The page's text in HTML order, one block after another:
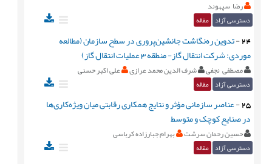
رضا سپهوند
دسترسی آزاد مقاله
24
-تدوین ره‌نگاشت جانشین‌پروری در سطح سازمان (مطالعه
موردی: شرکت انتقال گاز- منطقه 3 عملیات انتقال گاز)
مصطفی نجفی شرف الدین محمد عرازی علی اکبر حسنی
دسترسی آزاد مقاله
25
-عناصر سازمانی مؤثر و نتایج همکاری رقابتی میان ویژه‌کاری‌ها
در صنایع کوچک و متوسط
حسین رحمان سرشت بهرام جبارزاده کرباسی
دسترسی آزاد مقاله